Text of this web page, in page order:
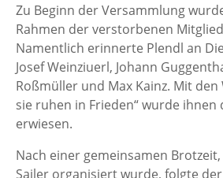
Zu Beginn der Versammlung
Rahmen der verstorbenen
Namentlich erinnerte Plendl an
Josef Weinziuerl, Johann
Roßmüller und Max Kainz. Mit den
sie ruhen in Frieden“ wurde ihnen
erwiesen.
Nach einer gemeinsamen
Sailer organisiert wurde, folgte